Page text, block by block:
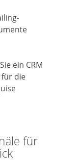
ein CRM
für die
für